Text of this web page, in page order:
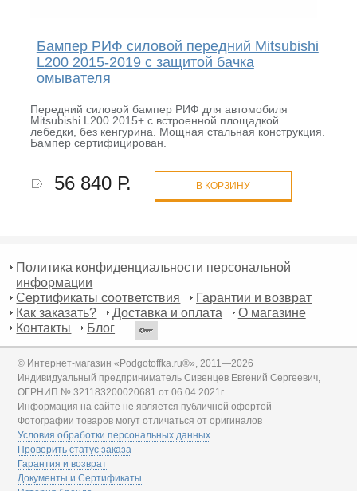
Бампер РИФ силовой передний Mitsubishi
L200 2015-2019 с защитой бачка
омывателя
Передний силовой бампер РИФ для автомобиля
Mitsubishi L200 2015+ с встроенной площадкой
лебедки, без кенгурина. Мощная стальная конструкция.
Бампер сертифицирован.
56 840 Р. В КОРЗИНУ
Политика конфиденциальности персональной
информации
Сертификаты соответствия
Гарантии и возврат
Как заказать?
Доставка и оплата
О магазине
Контакты
Блог
© Интернет-магазин «Podgotoffka.ru®», 2011—2026
Индивидуальный предприниматель Сивенцев Евгений Сергеевич,
ОГРНИП № 321183200020681 от 06.04.2021г.
Информация на сайте не является публичной офертой
Фотографии товаров могут отличаться от оригиналов
Условия обработки персональных данных
Проверить статус заказа
Гарантия и возврат
Документы и Сертификаты